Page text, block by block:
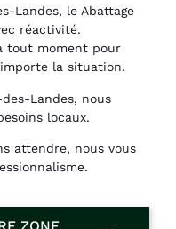
Landes, le Abattage
réactivité.
tout moment pour
la situation.
Landes, nous
locaux.
attendre, nous vous